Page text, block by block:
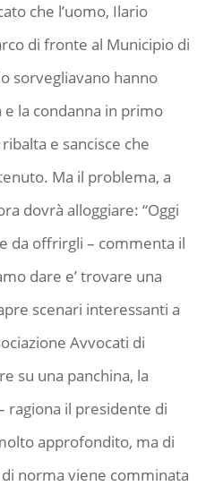
che l’uomo, Ilario
di fronte al Municipio di
sorvegliavano hanno
e la condanna in primo
e sancisce che
Ma il problema, a
dovrà alloggiare: “Oggi
da offrirgli – commenta il
dare e’ trovare una
scenari interessanti a
Avvocati di
su una panchina, la
ragiona il presidente di
approfondito, ma di
norma viene comminata